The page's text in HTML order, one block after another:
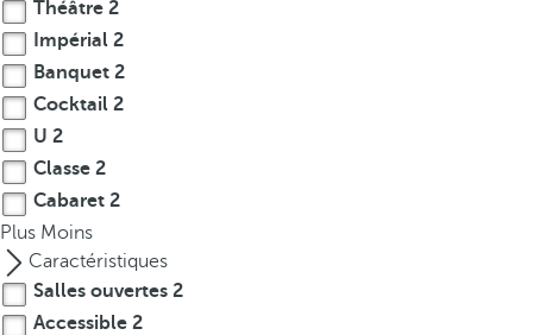
h
e
f
i
r
s
o
p
i
o
Théâtre 2
Impérial 2
Banquet 2
Cocktail 2
U 2
Classe 2
Cabaret 2
Plus Moins
Caractéristiques
Salles ouvertes 2
Accessible 2